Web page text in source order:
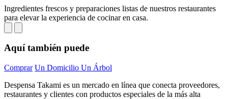
Ingredientes frescos y preparaciones listas de nuestros restaurantes
para elevar la experiencia de cocinar en casa.
Aquí también puede
Comprar Un Domicilio Un Árbol
Despensa Takami es un mercado en línea que conecta proveedores,
restaurantes y clientes con productos especiales de la más alta